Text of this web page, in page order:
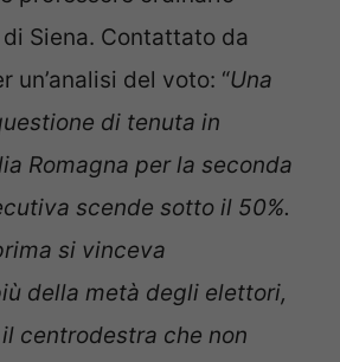
Siena. Contattato da
un’analisi del voto: “Una
di tenuta in
Romagna per la seconda
scende sotto il 50%.
si vinceva
della metà degli elettori,
centrodestra che non